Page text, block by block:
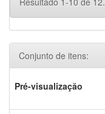
Conjunto de itens:
Pré-visualização